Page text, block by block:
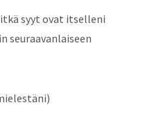
syyt ovat itselleni
seuraavanlaiseen